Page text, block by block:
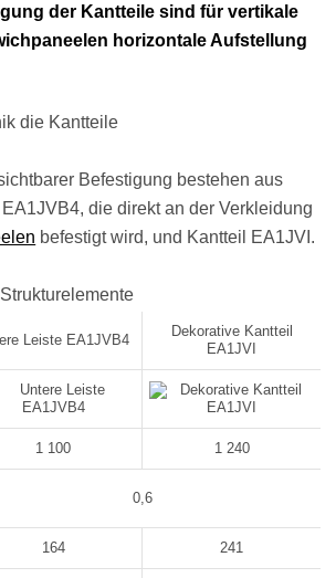
der Kantteile sind für vertikale
horizontale Aufstellung
Befestigung bestehen aus
die direkt an der Verkleidung
befestigt wird, und Kantteil EA1JVI.
Leiste EA1JVB4
Dekorative Kantteil
EA1JVI
1 100 1 240
0,6
164 241